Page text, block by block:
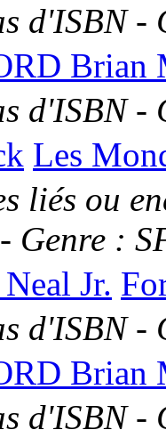
d'ISBN -
Brian
d'ISBN -
Les
liés ou
- Genre :
Jr.
d'ISBN -
Brian
d'ISBN -